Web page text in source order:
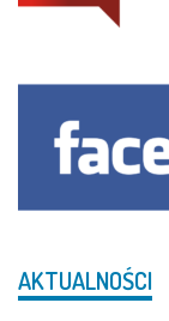
AKTUALNOŚCI